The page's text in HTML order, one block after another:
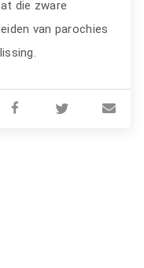
die zware
van parochies